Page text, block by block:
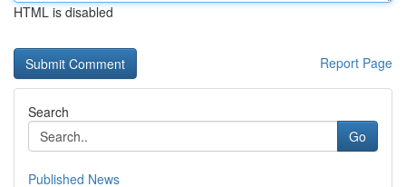
HTML is disabled
Report Page
Search
Go
Published News